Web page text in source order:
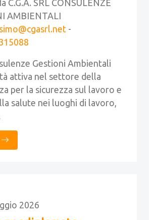
C.G.A. SRL CONSULENZE
AMBIENTALI
simo@cgasrl.net -
Gestioni Ambientali
attiva nel settore della
per la sicurezza sul lavoro e
salute nei luoghi di lavoro,
2026